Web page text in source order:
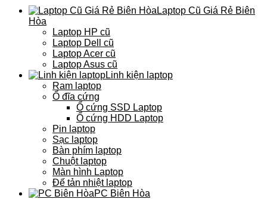
Laptop Cũ Giá Rẻ Biên
Hòa
Laptop HP cũ
Laptop Dell cũ
Laptop Acer cũ
Laptop Asus cũ
Linh kiện laptop
Ram laptop
Ổ đĩa cứng
Ổ cứng SSD Laptop
Ổ cứng HDD Laptop
Pin laptop
Sạc laptop
Bàn phím laptop
Chuột laptop
Màn hình Laptop
Đế tản nhiệt laptop
PC Biên Hòa